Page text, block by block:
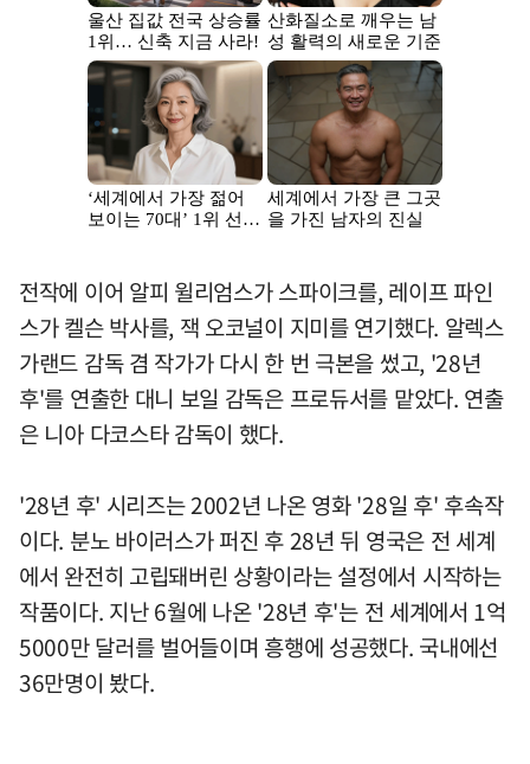
전작에 이어 알피 윌리엄스가 스파이크를, 레이프 파인
스가 켈슨 박사를, 잭 오코널이 지미를 연기했다. 알렉스
가랜드 감독 겸 작가가 다시 한 번 극본을 썼고, '28년
후'를 연출한 대니 보일 감독은 프로듀서를 맡았다. 연출
은 니아 다코스타 감독이 했다.
'28년 후' 시리즈는 2002년 나온 영화 '28일 후' 후속작
이다. 분노 바이러스가 퍼진 후 28년 뒤 영국은 전 세계
에서 완전히 고립돼버린 상황이라는 설정에서 시작하는
작품이다. 지난 6월에 나온 '28년 후'는 전 세계에서 1억
5000만 달러를 벌어들이며 흥행에 성공했다. 국내에선
36만명이 봤다.